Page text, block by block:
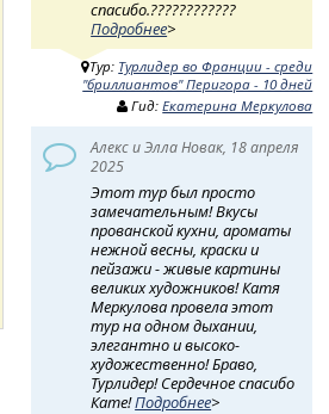
спасибо.????????????
Подробнее>
Тур: Турлидер во Франции - среди
"бриллиантов" Перигора - 10 дней
Гид:Екатерина Меркулова
Алекс и Элла Новак, 18 апреля
2025
Этот тур был просто
замечательным! Вкусы
прованской кухни, ароматы
нежной весны, краски и
пейзажи - живые картины
великих художников! Катя
Меркулова провела этот
тур на одном дыхании,
элегантно и высоко-
художественно! Браво,
Турлидер! Сердечное спасибо
Кате!Подробнее>